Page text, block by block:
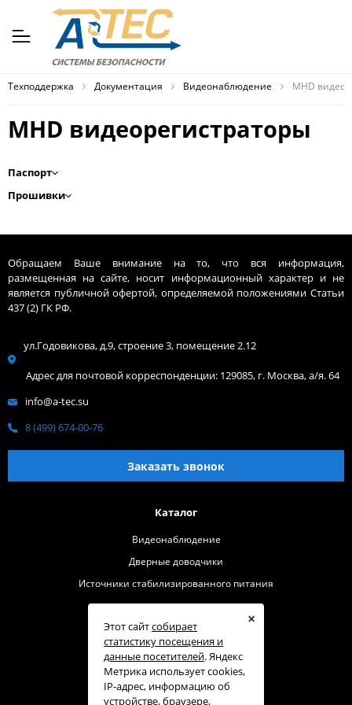
×
Этот сайтсобирает
статистику посещения и
данные посетителей. Яндекс
Метрика использует cookies,
IP-адрес, информацию об
устройстве, браузере,
Техподдержка Документация Видеонаблюдение MHD
MHD видеорегистраторы
Паспорт
Прошивки
Обращаем Ваше внимание на то, что вся информация,
размещенная на сайте, носит информационный характер и не
является публичной офертой, определяемой положениями Статьи
437 (2) ГК РФ.
ул.Годовикова, д.9, строение 3, помещение 2.12
Адрес для почтовой корреспонденции: 129085, г. Москва, а/я. 64
info@a-tec.su
8 (499) 674-00-76
Заказать звонок
Каталог
Видеонаблюдение
Дверные доводчики
Источники стабилизированного питания
Где купить
О бренде
Контакты